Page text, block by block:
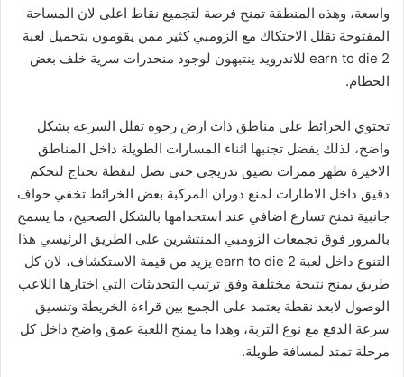
واسعة، وهذه المنطقة تمنح فرصة لتجميع نقاط اعلى لان المساحة
المفتوحة تقلل الاحتكاك مع الزومبي كثير ممن يقومون بتحميل لعبة
earn to die 2 للاندرويد ينتبهون لوجود منحدرات سرية خلف بعض
الحطام.
تحتوي الخرائط على مناطق ذات ارض رخوة تقلل السرعة بشكل
واضح، لذلك يفضل تجنبها اثناء المسارات الطويلة داخل المناطق
الاخيرة تظهر ممرات تضيق تدريجي حتى تصل لنقطة تحتاج لتحكم
دقيق داخل الاطارات لمنع دوران المركبة بعض الخرائط تخفي حواف
جانبية تمنح تسارع اضافي عند استخدامها بالشكل الصحيح، ما يسمح
بالمرور فوق تجمعات الزومبي المنتشرين على الطريق الرئيسي هذا
التنوع داخل لعبة earn to die 2 يزيد من قيمة الاستكشاف، لان كل
طريق يمنح نتيجة مختلفة وفق ترتيب التحديثات التي اختارها اللاعب
الوصول لابعد نقطة يعتمد على الجمع بين قراءة الخريطة وتنسيق
سرعة الدفع مع نوع التربة، وهذا ما يمنح اللعبة عمق واضح داخل كل
مرحلة تمتد لمسافة طويلة.